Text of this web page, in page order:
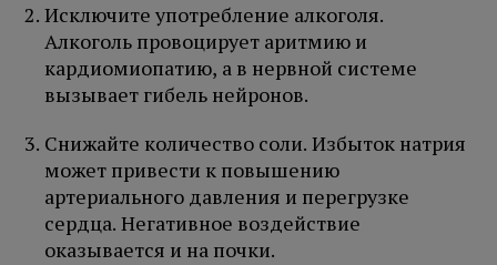
Исключите употребление алкоголя.
Алкоголь провоцирует аритмию и
кардиомиопатию, а в нервной системе
вызывает гибель нейронов.
Снижайте количество соли. Избыток натрия
может привести к повышению
артериального давления и перегрузке
сердца. Негативное воздействие
оказывается и на почки.